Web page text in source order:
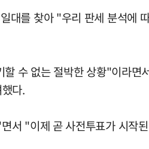
대를 찾아 "우리 판세 분석에
수 없는 절박한 상황"이라
다.
"이제 곧 사전투표가 시작